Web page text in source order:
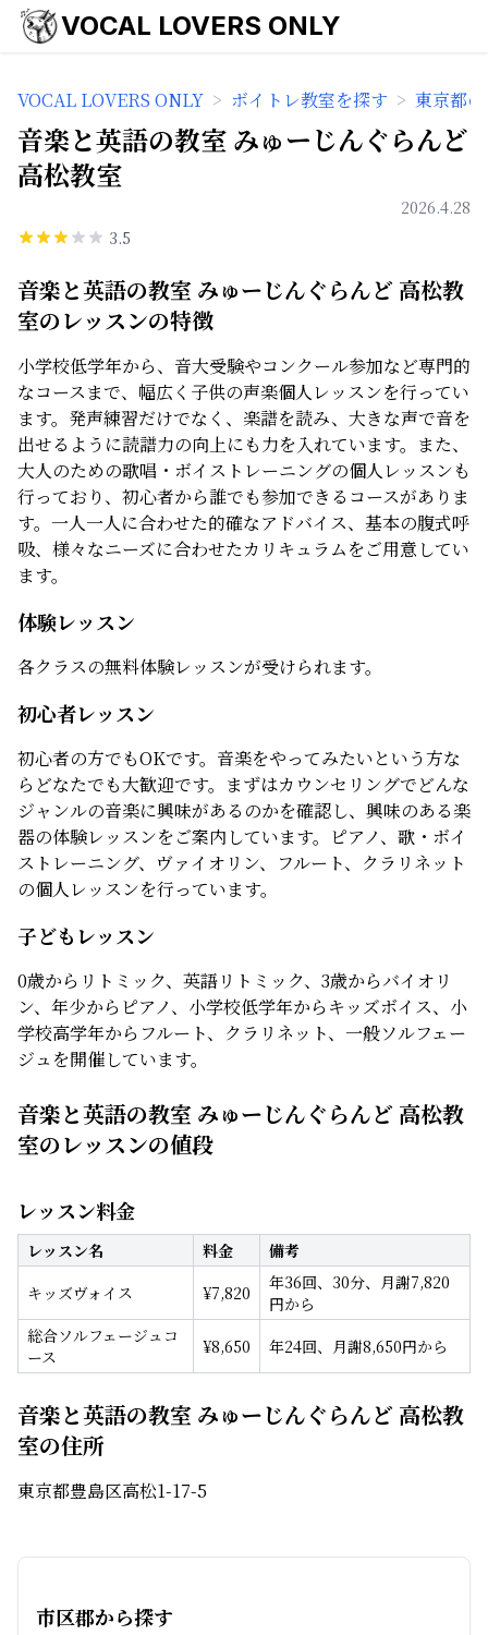
VOCAL LOVERS ONLY
VOCAL LOVERS ONLY > ボイトレ教室を探す > 東京都
音楽と英語の教室 みゅーじんぐらんど
高松教室
2026.4.28
3.5
音楽と英語の教室 みゅーじんぐらんど 高松教
室のレッスンの特徴
小学校低学年から、音大受験やコンクール参加など専門的
なコースまで、幅広く子供の声楽個人レッスンを行ってい
ます。発声練習だけでなく、楽譜を読み、大きな声で音を
出せるように読譜力の向上にも力を入れています。また、
大人のための歌唱・ボイストレーニングの個人レッスンも
行っており、初心者から誰でも参加できるコースがありま
す。一人一人に合わせた的確なアドバイス、基本の腹式呼
吸、様々なニーズに合わせたカリキュラムをご用意してい
ます。
体験レッスン
各クラスの無料体験レッスンが受けられます。
初心者レッスン
初心者の方でもOKです。音楽をやってみたいという方な
らどなたでも大歓迎です。まずはカウンセリングでどんな
ジャンルの音楽に興味があるのかを確認し、興味のある楽
器の体験レッスンをご案内しています。ピアノ、歌・ボイ
ストレーニング、ヴァイオリン、フルート、クラリネット
の個人レッスンを行っています。
子どもレッスン
0歳からリトミック、英語リトミック、3歳からバイオリ
ン、年少からピアノ、小学校低学年からキッズボイス、小
学校高学年からフルート、クラリネット、一般ソルフェー
ジュを開催しています。
音楽と英語の教室 みゅーじんぐらんど 高松教
室のレッスンの値段
レッスン料金
レッスン名 料金
備考
キッズヴォイス
¥7,820
年36回、30分、月謝7,820
円から
総合ソルフェージュコ
ース
¥8,650 年24回、月謝8,650円から
音楽と英語の教室 みゅーじんぐらんど 高松教
室の住所
東京都豊島区高松1-17-5
市区郡から探す